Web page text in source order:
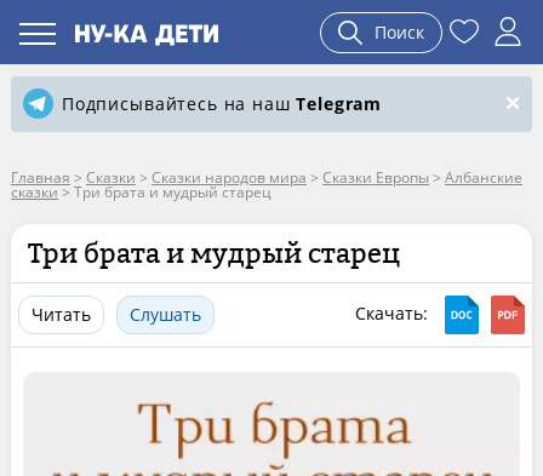
Поиск
Подписывайтесь на нашTelegram
Главная > Сказки > Сказки народов мира > Сказки Европы > Албанские
сказки>Три брата и мудрый старец
Три брата и мудрый старец
Читать Слушать Скачать: